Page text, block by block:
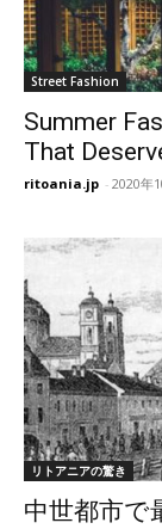
Street Fashion
Summer
That
ritoania.jp - 2020年
リトアニアの驚き
中世都市で